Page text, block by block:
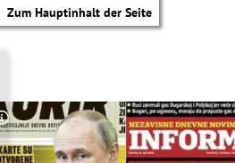
Zum Hauptinhalt der Seite
Copyright-Hinweis öffnen/schließen